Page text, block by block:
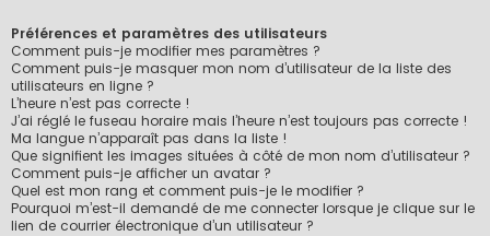
Préférences et paramètres des utilisateurs
Comment puis-je modifier mes paramètres ?
Comment puis-je masquer mon nom d’utilisateur de la liste des
utilisateurs en ligne ?
L’heure n’est pas correcte !
J’ai réglé le fuseau horaire mais l’heure n’est toujours pas correcte !
Ma langue n’apparaît pas dans la liste !
Que signifient les images situées à côté de mon nom d’utilisateur ?
Comment puis-je afficher un avatar ?
Quel est mon rang et comment puis-je le modifier ?
Pourquoi m’est-il demandé de me connecter lorsque je clique sur le
lien de courrier électronique d’un utilisateur ?